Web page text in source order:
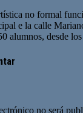
no formal
e la calle
alumnos, desde
no será